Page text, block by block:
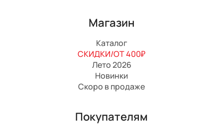
Магазин
Каталог
СКИДКИ/ОТ 400₽
Лето 2026
Новинки
Скоро в продаже
Покупателям